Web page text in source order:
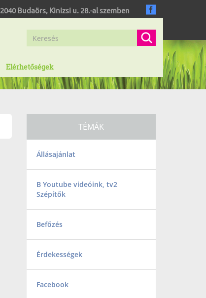
2040 Budaörs, Kinizsi u. 28.-al szemben
Elérhetőségek
TÉMÁK
Állásajánlat
B Youtube videóink, tv2
Szépítők
Befőzés
Érdekességek
Facebook